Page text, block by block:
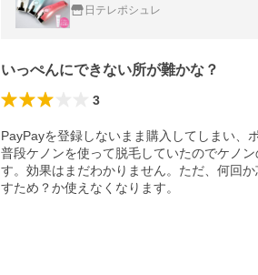
日テレポシュレ
いっぺんにできない所が難かな？
3
PayPayを登録しないまま購入してしまい、
普段ケノンを使って脱毛していたのでケノ
す。効果はまだわかりません。ただ、何回
すため？か使えなくなります。